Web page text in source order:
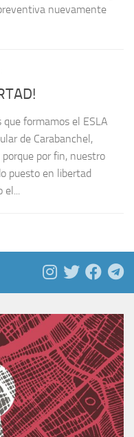
nuevamente
formamos el ESLA
de Carabanchel,
por fin, nuestro
puesto en libertad
el...